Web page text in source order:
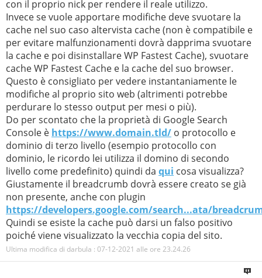
con il proprio nick per rendere il reale utilizzo.
Invece se vuole apportare modifiche deve svuotare la
cache nel suo caso altervista cache (non è compatibile e
per evitare malfunzionamenti dovrà dapprima svuotare
la cache e poi disinstallare WP Fastest Cache), svuotare
cache WP Fastest Cache e la cache del suo browser.
Questo è consigliato per vedere instantaniamente le
modifiche al proprio sito web (altrimenti potrebbe
perdurare lo stesso output per mesi o più).
Do per scontato che la proprietà di Google Search
Console è https://www.domain.tld/ o protocollo e
dominio di terzo livello (esempio protocollo con
dominio, le ricordo lei utilizza il domino di secondo
livello come predefinito) quindi da qui cosa visualizza?
Giustamente il breadcrumb dovrà essere creato se già
non presente, anche con plugin
https://developers.google.com/search...ata/
Quindi se esiste la cache può darsi un falso positivo
poiché viene visualizzato la vecchia copia del sito.
Ultima modifica di darbula : 07-12-2021 alle ore 23.24.26